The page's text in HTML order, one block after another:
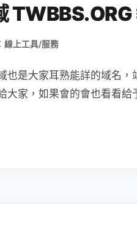
TWBBS.ORG
線上工具/服務
也是大家耳熟能詳的域名，
大家，如果會的會也看看給